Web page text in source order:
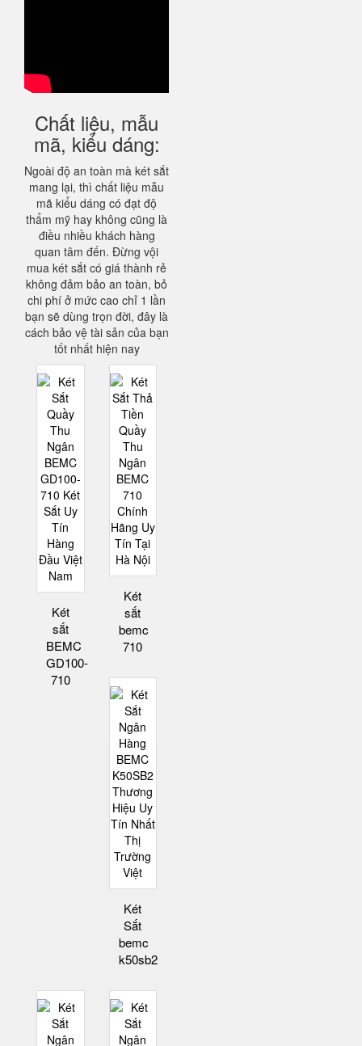
Chất liệu, mẫu
mã, kiểu dáng:
Ngoài độ an toàn mà két sắt
mang lại, thì chất liệu mẫu
mã kiểu dáng có đạt độ
thẩm mỹ hay không cũng là
điều nhiều khách hàng
quan tâm đến. Đừng vội
mua két sắt có giá thành rẻ
không đảm bảo an toàn, bỏ
chi phí ở mức cao chỉ 1 lần
bạn sẽ dùng trọn đời, đây là
cách bảo vệ tài sản của bạn
tốt nhất hiện nay
Két
sắt
BEMC
GD100-
710
Két
sắt
bemc
710
Két
Sắt
bemc
k50sb2